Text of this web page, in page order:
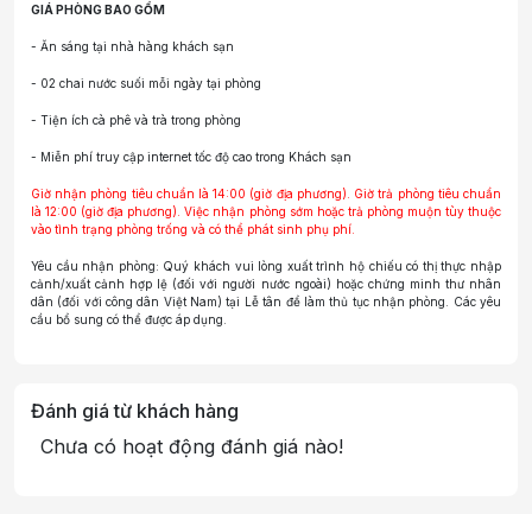
GIÁ PHÒNG BAO GỒM
- Ăn sáng tại nhà hàng khách sạn
- 02 chai nước suối mỗi ngày tại phòng
- Tiện ích cà phê và trà trong phòng
- Miễn phí truy cập internet tốc độ cao trong Khách sạn
Giờ nhận phòng tiêu chuẩn là 14:00 (giờ địa phương). Giờ trả phòng tiêu chuẩn
là 12:00 (giờ địa phương). Việc nhận phòng sớm hoặc trả phòng muộn tùy thuộc
vào tình trạng phòng trống và có thể phát sinh phụ phí.
Yêu cầu nhận phòng: Quý khách vui lòng xuất trình hộ chiếu có thị thực nhập
cảnh/xuất cảnh hợp lệ (đối với người nước ngoài) hoặc chứng minh thư nhân
dân (đối với công dân Việt Nam) tại Lễ tân để làm thủ tục nhận phòng. Các yêu
cầu bổ sung có thể được áp dụng.
Đánh giá từ khách hàng
Chưa có hoạt động đánh giá nào!